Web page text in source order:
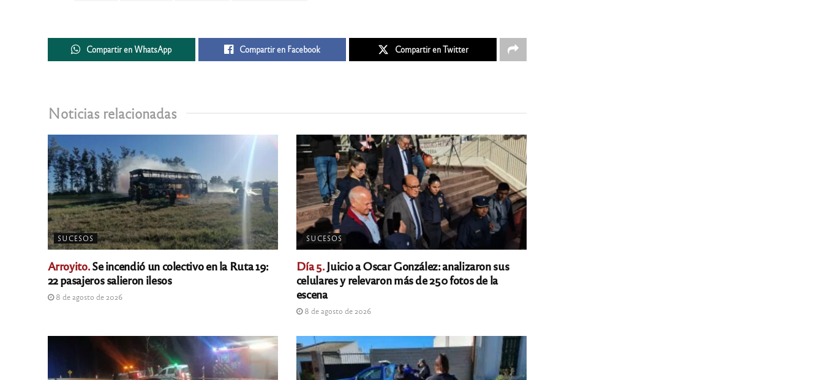
Compartir en WhatsApp Compartir en Facebook Compartir en Twitter
Noticias relacionadas
SUCESOS
Arroyito.Se incendió un colectivo en la Ruta 19:
22 pasajeros salieron ilesos
8 de agosto de 2026
SUCESOS
Día 5.Juicio a Oscar González: analizaron sus
celulares y relevaron más de 250 fotos de la
escena
8 de agosto de 2026